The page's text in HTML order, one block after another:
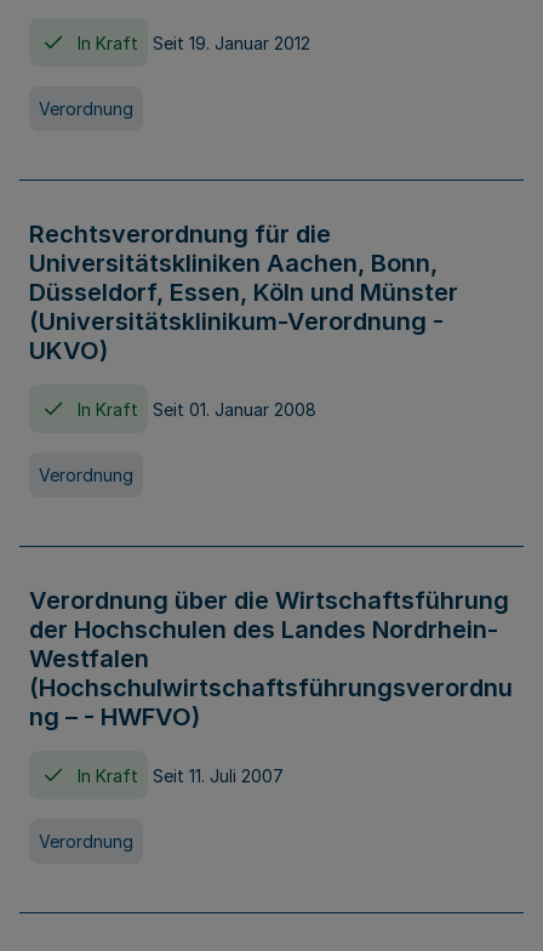
In Kraft Seit 19. Januar 2012
Verordnung
Rechtsverordnung für die
Universitätskliniken Aachen, Bonn,
Düsseldorf, Essen, Köln und Münster
(Universitätsklinikum-Verordnung -
UKVO)
In Kraft Seit 01. Januar 2008
Verordnung
Verordnung über die Wirtschaftsführung
der Hochschulen des Landes Nordrhein-
Westfalen
(Hochschulwirtschaftsführungsverordnu
ng – - HWFVO)
In Kraft Seit 11. Juli 2007
Verordnung